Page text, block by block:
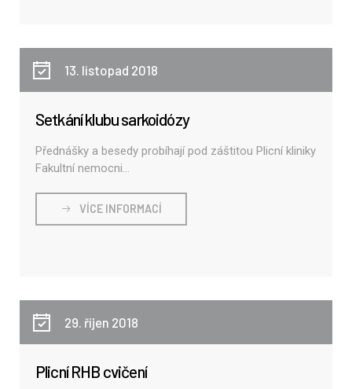
13. listopad 2018
Setkání klubu sarkoidózy
Přednášky a besedy probíhají pod záštitou Plicní kliniky
Fakultní nemocni...
VÍCE INFORMACÍ
29. říjen 2018
Plicní RHB cvičení